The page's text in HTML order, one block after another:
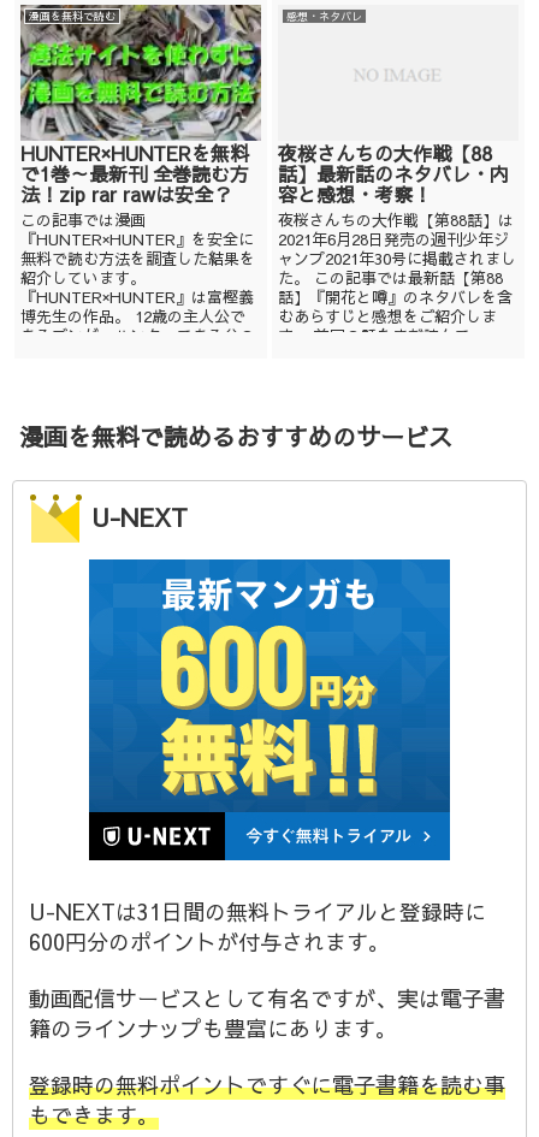
漫画を無料で読む
HUNTER×HUNTERを無料
で1巻～最新刊 全巻読む方
法！zip rar rawは安全？
この記事では漫画
『HUNTER×HUNTER』を安全に
無料で読む方法を調査した結果を
紹介しています。
『HUNTER×HUNTER』は富樫義
博先生の作品。 12歳の主人公で
あるゴンが、ハンターである父の
感想・ネタバレ
夜桜さんちの大作戦【88
話】最新話のネタバレ・内
容と感想・考察！
夜桜さんちの大作戦【第88話】は
2021年6月28日発売の週刊少年ジ
ャンプ2021年30号に掲載されまし
た。 この記事では最新話【第88
話】『開花と噂』のネタバレを含
むあらすじと感想をご紹介しま
す。 前回の話をまだ読んで...
漫画を無料で読めるおすすめのサービス
U-NEXT
U-NEXTは31日間の無料トライアルと登録時に
600円分のポイントが付与されます。
動画配信サービスとして有名ですが、実は電子書
籍のラインナップも豊富にあります。
登録時の無料ポイントですぐに電子書籍を読む事
もできます。